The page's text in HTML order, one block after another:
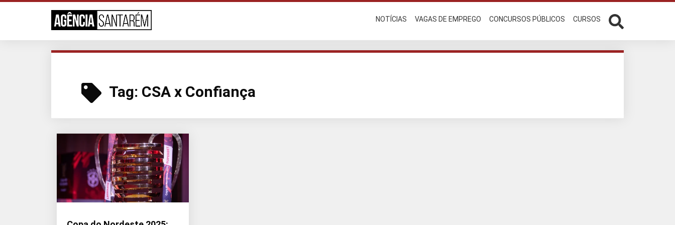
NOTÍCIAS VAGAS DE EMPREGO CONCURSOS PÚBLICOS CURSOS
Tag: CSA x Confiança